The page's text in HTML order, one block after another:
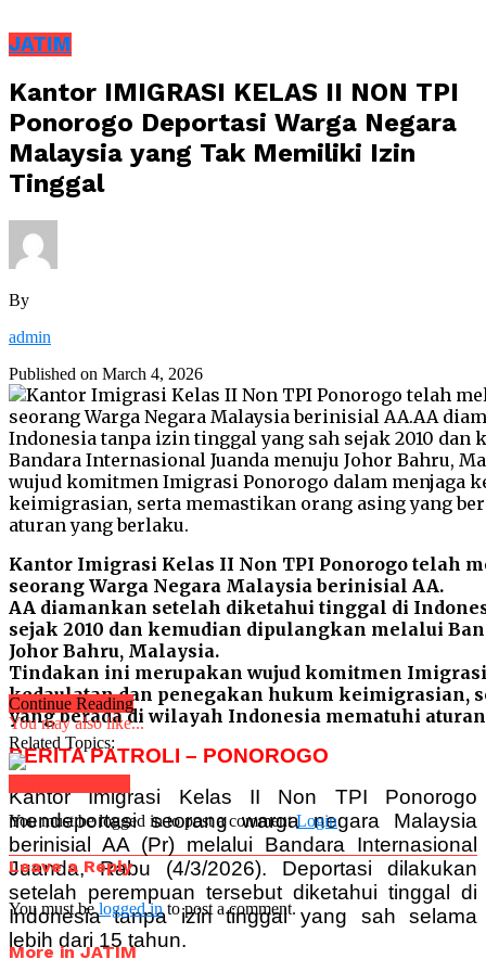
JATIM
Kantor IMIGRASI KELAS II NON TPI
Ponorogo Deportasi Warga Negara
Malaysia yang Tak Memiliki Izin
Tinggal
By
admin
Published on March 4, 2026
Kantor Imigrasi Kelas II Non TPI Ponorogo telah
seorang Warga Negara Malaysia berinisial AA.
AA diamankan setelah diketahui tinggal di
sejak 2010 dan kemudian dipulangkan melalui
Johor Bahru, Malaysia.
Tindakan ini merupakan wujud komitmen
kedaulatan dan penegakan hukum keimigrasian,
yang berada di wilayah Indonesia mematuhi
BERITA PATROLI – PONOROGO
Kantor Imigrasi Kelas II Non TPI Ponorogo
mendeportasi seorang warga negara Malaysia
berinisial AA (Pr) melalui Bandara Internasional
Juanda, Rabu (4/3/2026). Deportasi dilakukan
setelah perempuan tersebut diketahui tinggal di
Indonesia tanpa izin tinggal yang sah selama
lebih dari 15 tahun.
Continue Reading
You may also like...
Related Topics:
You must be logged in to post a commentLogin
Leave a Reply
You must belogged into post a comment.
More in JATIM